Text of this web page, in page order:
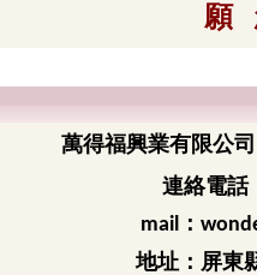
願
萬得福興業有限公司
連絡電
mail ：
地址：屏東